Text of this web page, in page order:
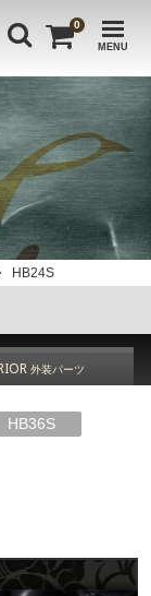
MENU
0
HB24S
外装パーツ
HB36S